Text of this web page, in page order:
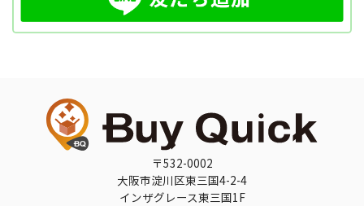
〒532-0002
大阪市淀川区東三国4-2-4
インザグレース東三国1F